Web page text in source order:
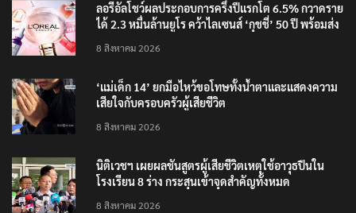
ลอรีอัลโชว์ผลประกอบการครึ่งปีแรกโต 6.5% กวาดราย
ได้ 2.3 หมื่นล้านยูโร คว้าไลเซนส์ ‘กุชชี่’ 50 ปี พร้อมส่ง
8 สิงหาคม 2026
‘แม่เด็ก 14’ ยกมือไหว้ขอโทษทั้งน้ำตาและแสดงความ
เสียใจกับครอบครัวผู้เสียชีวิต
8 สิงหาคม 2026
นิติเวชฯ เผยผลชันสูตรผู้เสียชีวิตเหตุใช้อาวุธปืนใน
โรงเรียน 8 ร่าง กระสุนเข้าจุดสำคัญทั้งหมด
8 สิงหาคม 2026